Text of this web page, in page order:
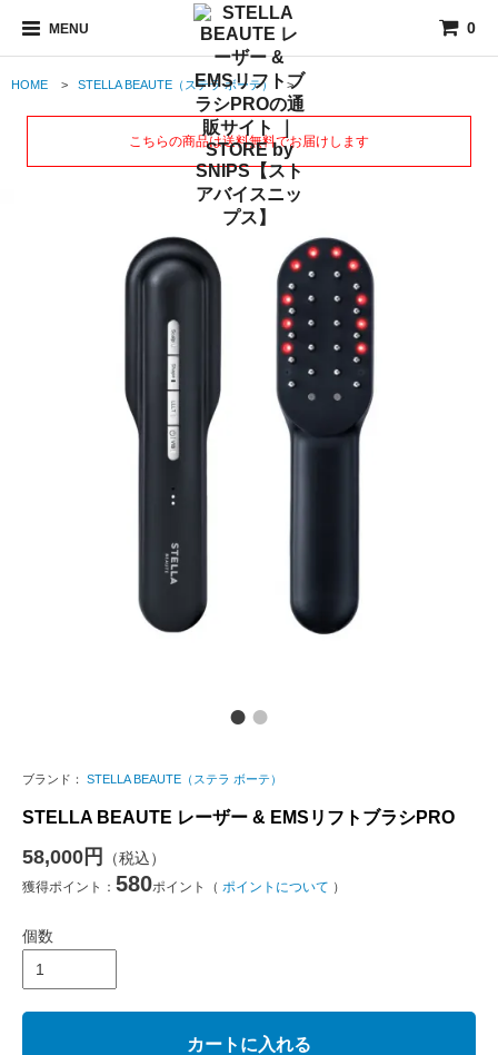
MENU 0
HOME > STELLA BEAUTE（ステラ ボーテ） >
こちらの商品は送料無料でお届けします
ブランド： STELLA BEAUTE（ステラ ボーテ）
STELLA BEAUTE レーザー & EMSリフトブラシPRO
58,000円 （税込）
獲得ポイント： 580ポイント（ ポイントについて ）
個数
カートに入れる